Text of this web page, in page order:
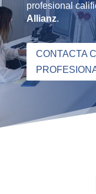
profesional
Allianz.
CONTACTA